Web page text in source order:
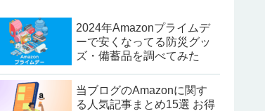
2024年Amazonプライムデ
ーで安くなってる防災グッ
ズ・備蓄品を調べてみた
当ブログのAmazonに関す
る人気記事まとめ15選 お得